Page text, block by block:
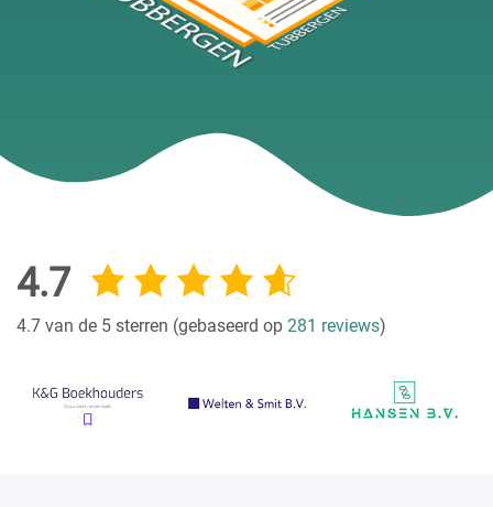
4.7
4.7 van de 5 sterren (gebaseerd op 281 reviews)